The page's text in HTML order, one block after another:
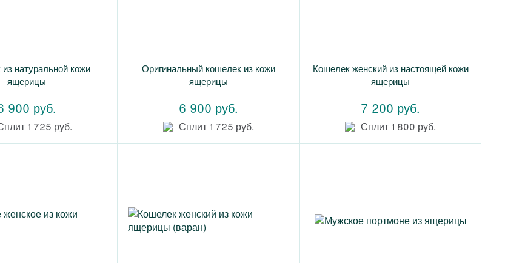
натуральной кожи
ящерицы
900 руб.
1 725 руб.
Оригинальный кошелек из кожи
ящерицы
6 900 руб.
Сплит 1 725 руб.
Кошелек женский из настоящей кожи
ящерицы
7 200 руб.
Сплит 1 800 руб.